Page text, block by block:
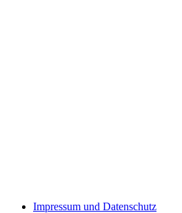
Impressum und Datenschutz